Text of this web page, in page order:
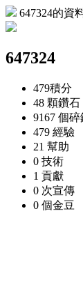
647324的資
647324
479積分
48 顆鑽石
9167 個碎
479 經驗
21 幫助
0 技術
1 貢獻
0 次宣傳
0 個金豆